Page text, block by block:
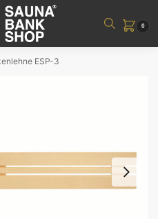
0
ESP-3